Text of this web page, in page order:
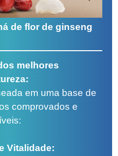
de flor de ginseng
melhores
em uma base de
comprovados e
Vitalidade: